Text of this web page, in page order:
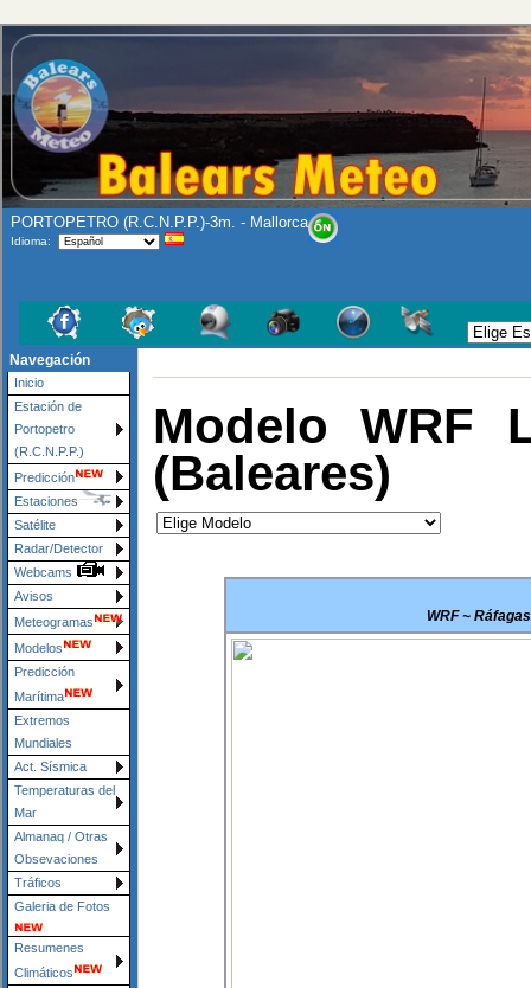
PORTOPETRO (R.C.N.P.P.)-3m. - Mallorca
Idioma:
Navegación
Inicio
Estación de
Portopetro
(R.C.N.P.P.)
Predicción
Estaciones
Satélite
Radar/Detector
Webcams
Avisos
Meteogramas
Modelos
Predicción
Marítima
Extremos
Mundiales
Act. Sísmica
Temperaturas del
Mar
Almanaq / Otras
Obsevaciones
Tráficos
Galeria de Fotos
Resumenes
Climáticos
Modelo WRF
(Baleares)
WRF ~